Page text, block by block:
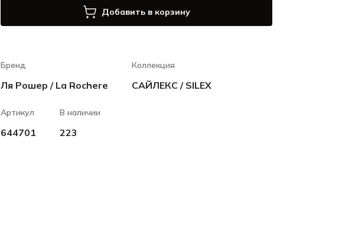
Добавить в корзину
Бренд
Ля Рошер / La Rochere
Коллекция
САЙЛЕКС / SILEX
Артикул
644701
В наличии
223